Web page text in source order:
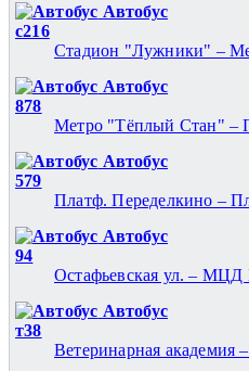
Автобус
с216
Стадион "Лужники" –
Автобус
878
Метро "Тёплый Стан" –
Автобус
579
Платф. Переделкино –
Автобус
94
Остафьевская ул. – МЦД
Автобус
т38
Ветеринарная академия